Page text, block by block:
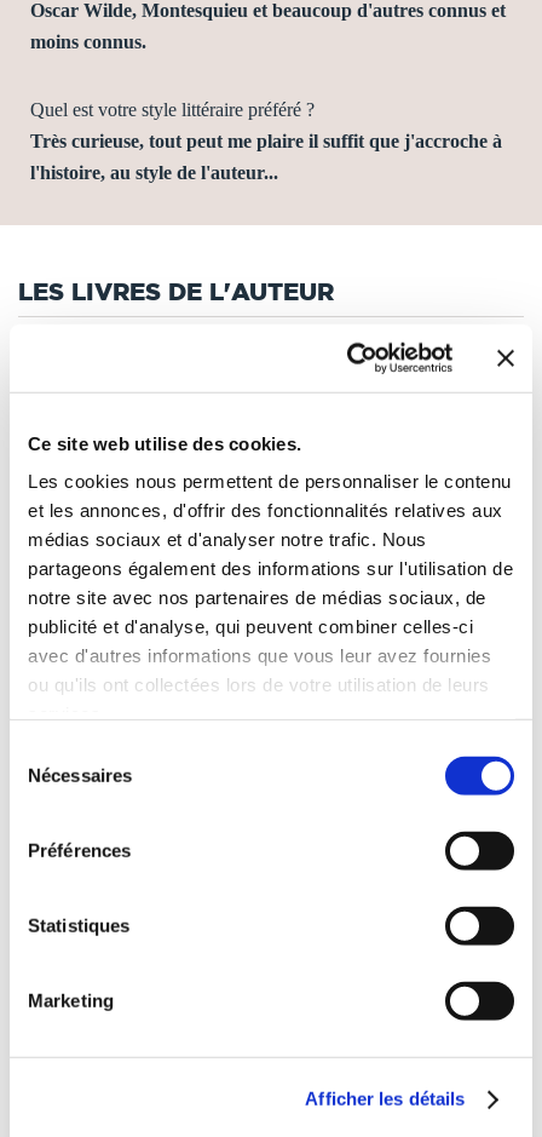
Ce site web utilise des cookies.
Les cookies nous permettent de personnaliser le contenu
et les annonces, d'offrir des fonctionnalités relatives aux
médias sociaux et d'analyser notre trafic. Nous
partageons également des informations sur l'utilisation de
notre site avec nos partenaires de médias sociaux, de
publicité et d'analyse, qui peuvent combiner celles-ci
avec d'autres informations que vous leur avez fournies
ou qu'ils ont collectées lors de votre utilisation de leurs
Nécessaires
Préférences
Statistiques
Marketing
Afficher les détails
Oscar Wilde, Montesquieu et beaucoup d'autres connus et
moins connus.
Quel est votre style littéraire préféré ?
Très curieuse, tout peut me plaire il suffit que j'accroche à
l'histoire, au style de l'auteur...
LES LIVRES DE L'AUTEUR